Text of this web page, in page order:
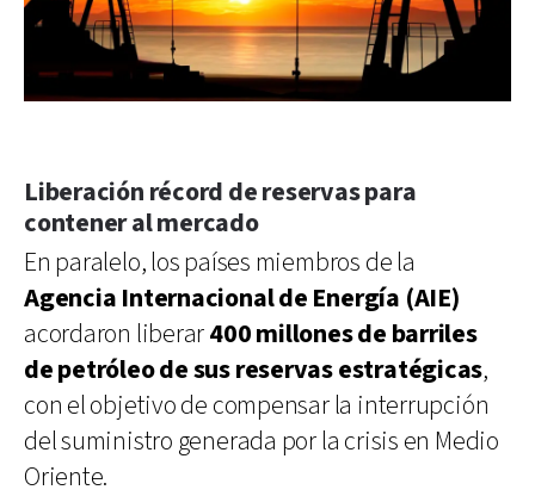
Liberación récord de reservas para
contener al mercado
En paralelo, los países miembros de la
Agencia Internacional de Energía (AIE)
acordaron liberar400 millones de barriles
de petróleo de sus reservas estratégicas,
con el objetivo de compensar la interrupción
del suministro generada por la crisis en Medio
Oriente.